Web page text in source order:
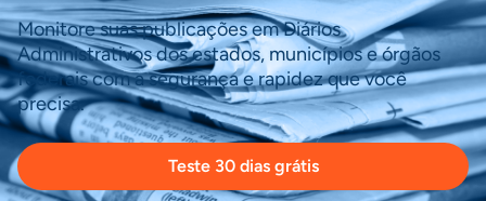
Monitore suas publicações em Diários
Administrativos dos estados, municípios e órgãos
federais com a segurança e rapidez que você
precisa.
Teste 30 dias grátis